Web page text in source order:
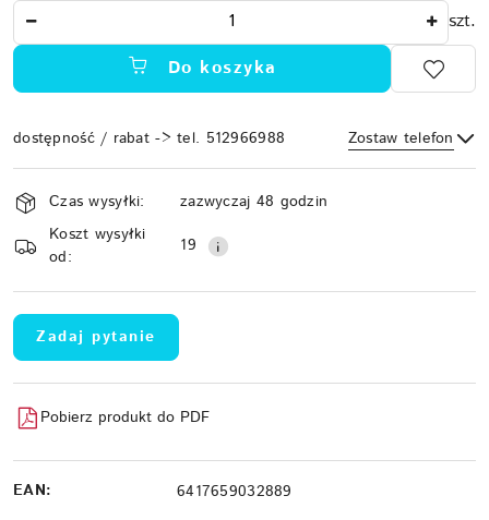
szt.
Do koszyka
dostępność / rabat -> tel. 512966988 Zostaw telefon
Wyślij
Dostępność
i
dostawa
Czas wysyłki:
zazwyczaj 48 godzin
Koszt wysyłki
od:
19
Zadaj pytanie
Pobierz produkt do PDF
EAN: 6417659032889